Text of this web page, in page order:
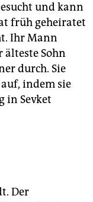
und kann
früh geheiratet
Ihr Mann
älteste Sohn
durch. Sie
indem sie
in Sevket
Der